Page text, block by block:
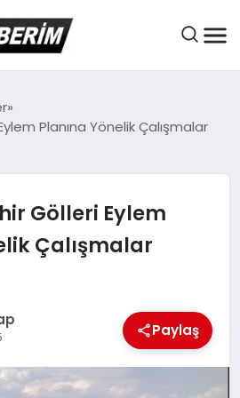
Planına Yönelik Çalışmalar
Gölleri Eylem
Çalışmalar
Paylaş